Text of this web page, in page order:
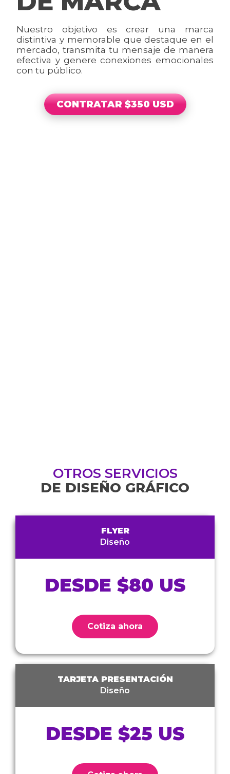
Nuestro objetivo es crear una marca
distintiva y memorable que destaque en el
mercado, transmita tu mensaje de manera
efectiva y genere conexiones emocionales
con tu público.
CONTRATAR $350 USD
OTROS SERVICIOS
DE DISEÑO GRÁFICO
FLYER
Diseño
DESDE $80 US
Cotiza ahora
TARJETA PRESENTACIÓN
Diseño
DESDE $25 US